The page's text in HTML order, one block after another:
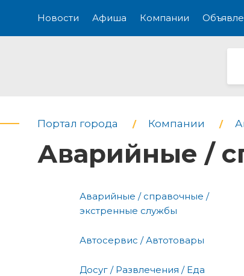
Новости Афиша Компании
Портал города Компании
Аварийные /
Аварийные / справочные /
экстренные службы
Автосервис / Автотовары
Досуг / Развлечения / Еда